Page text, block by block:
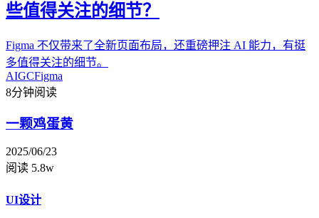
些值得关注的细节？
Figma 不仅带来了全新页面布局，还重磅押注 AI 能力，有挺
多值得关注的细节。
AIGCFigma
8分钟阅读
一颗鸡蛋黄
2025/06/23
阅读 5.8w
UI设计